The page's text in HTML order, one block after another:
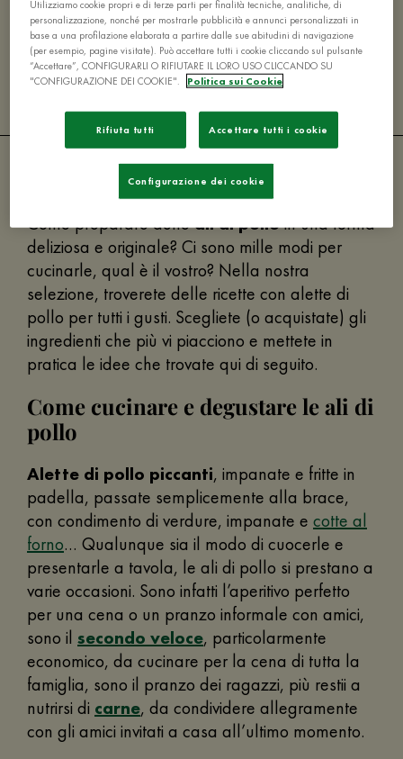
Nessun risultato trovato
Come preparare delleali di polloin una forma
deliziosa e originale? Ci sono mille modi per
cucinarle, qual è il vostro? Nella nostra
selezione, troverete delle ricette con alette di
pollo per tutti i gusti. Scegliete (o acquistate) gli
ingredienti che più vi piacciono e mettete in
pratica le idee che trovate qui di seguito.
Come cucinare e degustare le ali di
pollo
Alette di pollo piccanti, impanate e fritte in
padella, passate semplicemente alla brace,
con condimento di verdure, impanate e cotte al
forno… Qualunque sia il modo di cuocerle e
presentarle a tavola, le ali di pollo si prestano a
varie occasioni. Sono infatti l’aperitivo perfetto
per una cena o un pranzo informale con amici,
sono il secondo veloce, particolarmente
economico, da cucinare per la cena di tutta la
famiglia, sono il pranzo dei ragazzi, più restii a
nutrirsi di carne, da condividere allegramente
con gli amici invitati a casa all’ultimo momento.
Utilizziamo cookie propri e di terze parti per finalità tecniche, analitiche, di
personalizzazione, nonché per mostrarle pubblicità e annunci personalizzati in
base a una profilazione elaborata a partire dalle sue abitudini di navigazione
(per esempio, pagine visitate). Può accettare tutti i cookie cliccando sul pulsante
“Accettare”, CONFIGURARLI O RIFIUTARE IL LORO USO CLICCANDO SU
"CONFIGURAZIONE DEI COOKIE".
Politica sui Cookie
Rifiuta tutti Accettare tutti i cookie
Configurazione dei cookie